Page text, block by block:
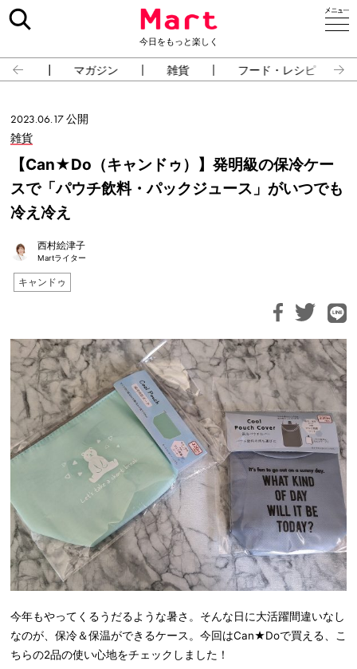
今日をもっと楽しく
占い マガジン 雑貨 フード・レシピ
2023.06.17 公開
雑貨
【Can★Do（キャンドゥ）】発明級の保冷ケー
スで「パウチ飲料・パックジュース」がいつでも
冷え冷え
西村絵津子
Martライター
キャンドゥ
今年もやってくるうだるような暑さ。そんな日に大活躍間違いなし
なのが、保冷＆保温ができるケース。今回はCan★Doで買える、こ
ちらの2品の使い心地をチェックしました！